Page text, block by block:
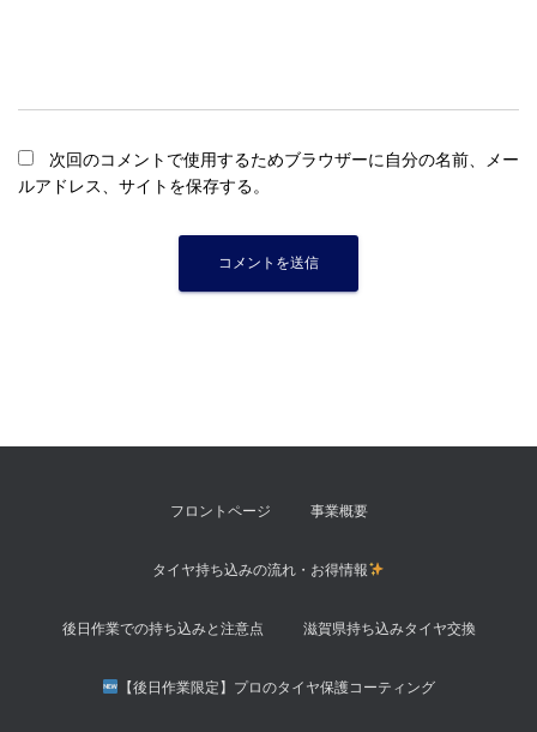
次回のコメントで使用するためブラウザーに自分の名前、メー
ルアドレス、サイトを保存する。
フロントページ 事業概要
タイヤ持ち込みの流れ・お得情報
後日作業での持ち込みと注意点 滋賀県持ち込みタイヤ交換
【後日作業限定】プロのタイヤ保護コーティング